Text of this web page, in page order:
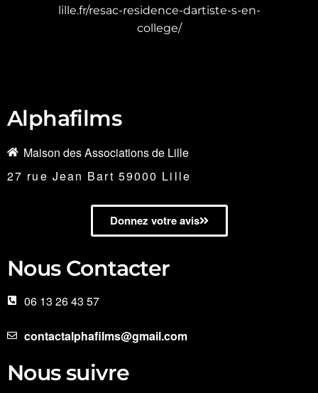
lille.fr/resac-residence-dartiste-s-en-
college/
Alphafilms
Maison des Associations de Lille
27 rue Jean Bart 59000 Lille
Donnez votre avis
Nous Contacter
06 13 26 43 57
contactalphafilms@gmail.com
Nous suivre